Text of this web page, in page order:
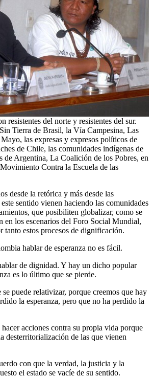
resistentes del norte y resistentes del sur.
Tierra de Brasil, la Vía Campesina, Las
las expresas y expresos políticos de
de Chile, las comunidades indígenas de
de Argentina, La Coalición de los Pobres, en
Contra la Escuela de las
desde la retórica y más desde las
sentido vienen haciendo las comunidades
que posibiliten globalizar, como se
en los escenarios del Foro Social Mundial,
tanto estos procesos de dignificación.
hablar de esperanza no es fácil.
de dignidad. Y hay un dicho popular
es lo último que se pierde.
puede relativizar, porque creemos que hay
la esperanza, pero que no ha perdido la
acciones contra su propia vida porque
desterritorialización de las que vienen
con que la verdad, la justicia y la
el estado se vacíe de su sentido.